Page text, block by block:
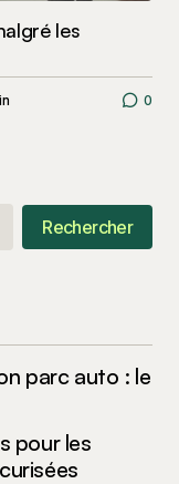
les
0
Rechercher
parc auto : le
pour les